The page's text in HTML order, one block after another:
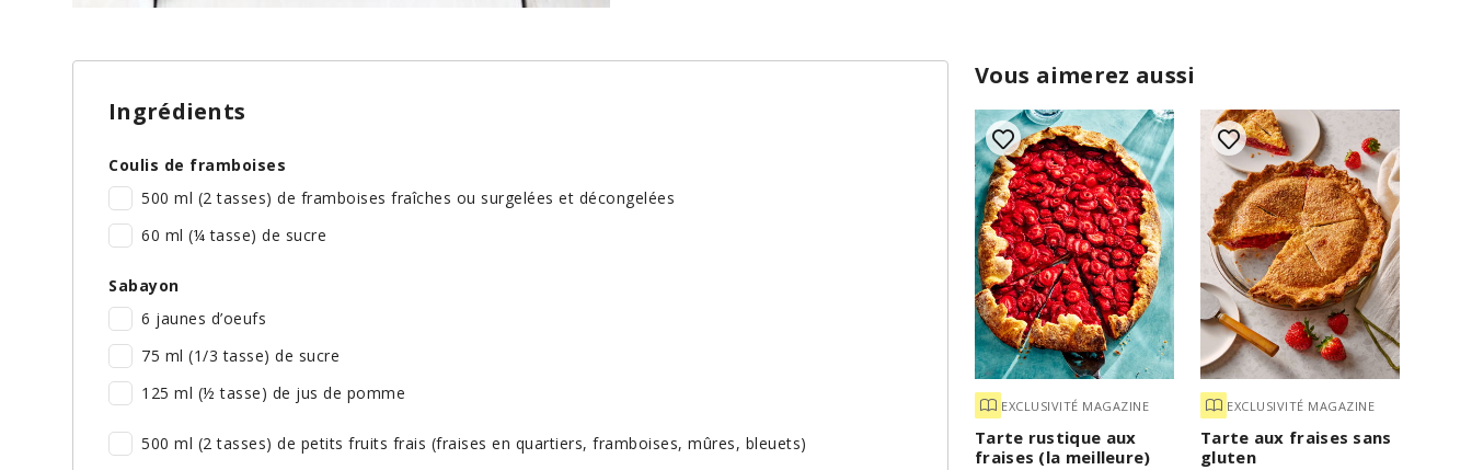
Vous aimerez aussi
EXCLUSIVITÉ MAGAZINE
Tarte rustique aux
fraises (la meilleure)
EXCLUSIVITÉ MAGAZINE
Tarte aux fraises sans
gluten
Ingrédients
Coulis de framboises
500 ml (2 tasses) de framboises fraîches ou surgelées et décongelées
60 ml (¼ tasse) de sucre
Sabayon
6 jaunes d’oeufs
75 ml (1/3 tasse) de sucre
125 ml (½ tasse) de jus de pomme
500 ml (2 tasses) de petits fruits frais (fraises en quartiers, framboises, mûres, bleuets)